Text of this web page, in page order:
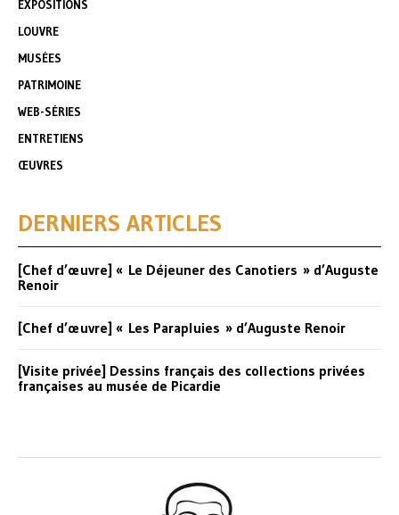
EXPOSITIONS
LOUVRE
MUSÉES
PATRIMOINE
WEB-SÉRIES
ENTRETIENS
ŒUVRES
DERNIERS ARTICLES
[Chef d’œuvre] « Le Déjeuner des Canotiers » d’Auguste
Renoir
[Chef d’œuvre] « Les Parapluies » d’Auguste Renoir
[Visite privée] Dessins français des collections privées
françaises au musée de Picardie